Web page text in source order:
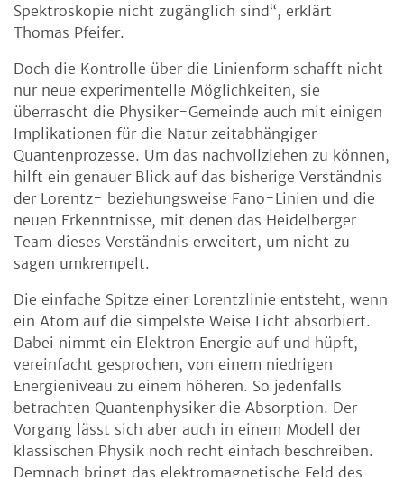
Spektroskopie nicht zugänglich sind“, erklärt
Thomas Pfeifer.
Doch die Kontrolle über die Linienform schafft nicht
nur neue experimentelle Möglichkeiten, sie
überrascht die Physiker-Gemeinde auch mit einigen
Implikationen für die Natur zeitabhängiger
Quantenprozesse. Um das nachvollziehen zu können,
hilft ein genauer Blick auf das bisherige Verständnis
der Lorentz- beziehungsweise Fano-Linien und die
neuen Erkenntnisse, mit denen das Heidelberger
Team dieses Verständnis erweitert, um nicht zu
sagen umkrempelt.
Die einfache Spitze einer Lorentzlinie entsteht, wenn
ein Atom auf die simpelste Weise Licht absorbiert.
Dabei nimmt ein Elektron Energie auf und hüpft,
vereinfacht gesprochen, von einem niedrigen
Energieniveau zu einem höheren. So jedenfalls
betrachten Quantenphysiker die Absorption. Der
Vorgang lässt sich aber auch in einem Modell der
klassischen Physik noch recht einfach beschreiben.
Demnach bringt das elektromagnetische Feld des